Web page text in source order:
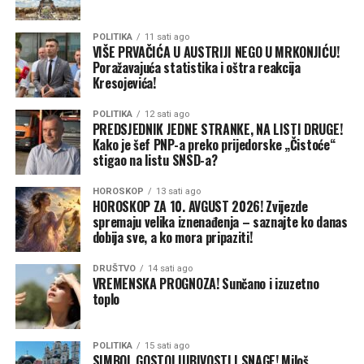
sebe.“Spominjanje glasova, ipak, za CIK nije bilo
dovoljno da bi Minićevo obraćanje bilo političko –
saopšteno je iz TI BiH.
Cvijanović je, navodi se dalje u saopštenju, govoreći o
odnosu vlasti prema penzionerima, navela da
su„pravili i velike zakone“kako bi osigurali stabilno
okruženje, a potom najavila: „Biće penzija, biće redovno
penzija, biće i povećanja, i redovnih i vanrednih,
usklađivanja. Zahvalnost, naravno, i rukovodstvu
penzionera. Mi smo toliko godina imali dobru saradnju,
jer smo razumjeli da se moramo držati zajedno.“
– Cvijanović je okupljenima kazala i da je
kesa“ , da je „tamo najbolje“, te dodala: „S njim je
najbolje biti dobar, kažem vam! Hvala vam još jednom,
ukazali ste nam veliku čast.
se do sad zajedno, dakle, kretali kroz sva ona
vremena, tako će biti i u budućem periodu.“ Iako ove
POLITIKA 11 sati ago
VIŠE PRVAČIĆA U AUSTRIJI NEGO U MRKONJIĆU!
Poražavajuća statistika i oštra reakcija
Kresojevića!
POLITIKA 12 sati ago
PREDSJEDNIK JEDNE STRANKE, NA LISTI DRUGE!
Kako je šef PNP-a preko prijedorske „Čistoće“
stigao na listu SNSD-a?
HOROSKOP 13 sati ago
HOROSKOP ZA 10. AVGUST 2026! Zvijezde
spremaju velika iznenađenja – saznajte ko danas
dobija sve, a ko mora pripaziti!
DRUŠTVO 14 sati ago
VREMENSKA PROGNOZA! Sunčano i izuzetno
toplo
POLITIKA 15 sati ago